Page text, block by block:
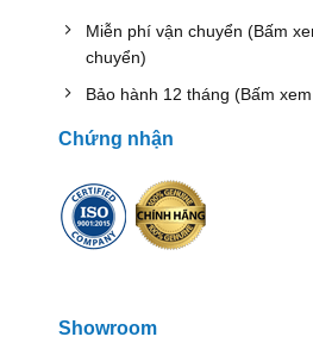
Miễn phí vận chuyển (Bấm
chuyển)
Bảo hành 12 tháng (Bấm
Chứng nhận
Showroom